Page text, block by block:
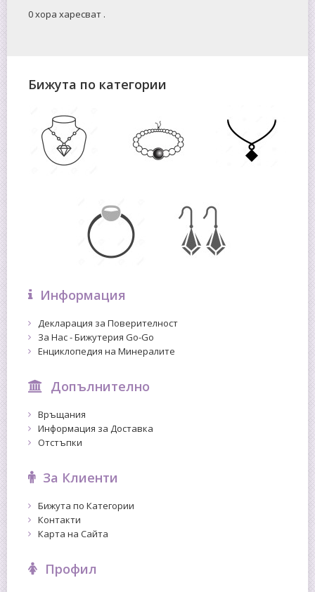
0 хора харесват .
Бижута по категории
Информация
Декларация за Поверителност
За Нас - Бижутерия Go-Go
Енциклопедия на Минералите
Допълнително
Връщания
Информация за Доставка
Отстъпки
За Клиенти
Бижута по Категории
Контакти
Карта на Сайта
Профил